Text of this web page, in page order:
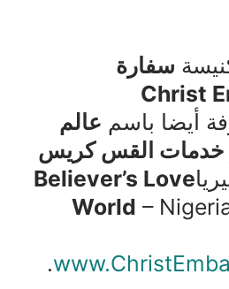
سفارة
Christ
أيضا باسم عالم
خدمات القس كريس
Believer’s Love
World –
.